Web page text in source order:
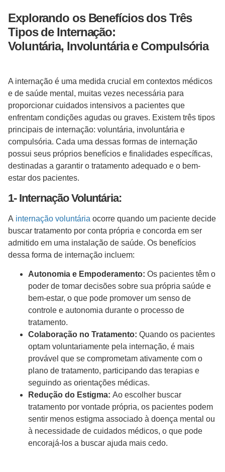
Explorando os Benefícios dos Três
Tipos de Internação:
Voluntária, Involuntária e Compulsória
A internação é uma medida crucial em contextos médicos
e de saúde mental, muitas vezes necessária para
proporcionar cuidados intensivos a pacientes que
enfrentam condições agudas ou graves. Existem três tipos
principais de internação: voluntária, involuntária e
compulsória. Cada uma dessas formas de internação
possui seus próprios benefícios e finalidades específicas,
destinadas a garantir o tratamento adequado e o bem-
estar dos pacientes.
1- Internação Voluntária:
A internação voluntária ocorre quando um paciente decide
buscar tratamento por conta própria e concorda em ser
admitido em uma instalação de saúde. Os benefícios
dessa forma de internação incluem:
Autonomia e Empoderamento: Os pacientes têm o
poder de tomar decisões sobre sua própria saúde e
bem-estar, o que pode promover um senso de
controle e autonomia durante o processo de
tratamento.
Colaboração no Tratamento: Quando os pacientes
optam voluntariamente pela internação, é mais
provável que se comprometam ativamente com o
plano de tratamento, participando das terapias e
seguindo as orientações médicas.
Redução do Estigma: Ao escolher buscar
tratamento por vontade própria, os pacientes podem
sentir menos estigma associado à doença mental ou
à necessidade de cuidados médicos, o que pode
encorajá-los a buscar ajuda mais cedo.